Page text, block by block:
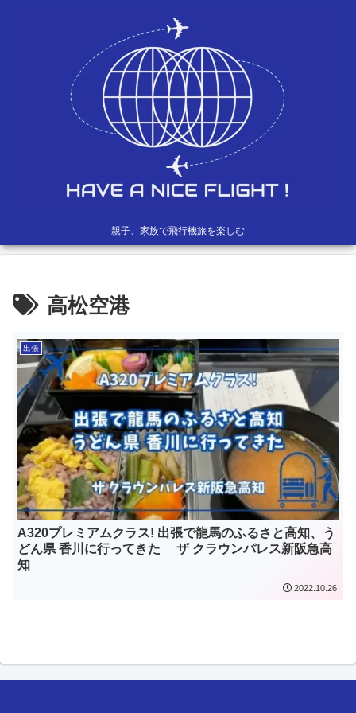
親子、家族で飛行機旅を楽しむ
高松空港
出張
A320プレミアムクラス! 出張で龍馬のふるさと高知、う
どん県 香川に行ってきた ザ クラウンパレス新阪急高
知
2022.10.26